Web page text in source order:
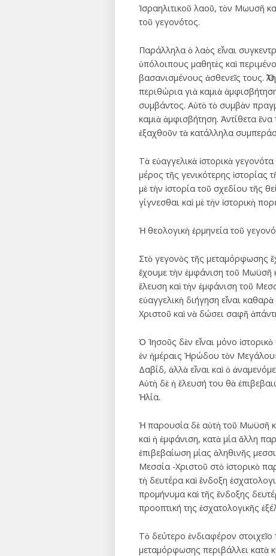
Ἰσραηλιτικοῦ λαοῦ, τὸν Μωυσῆ
τοῦ γεγονότος.
Παράλληλα ὁ λαὸς εἶναι
ὑπόλοιπους μαθητὲς καὶ
βασανισμένους ἀσθενεῖς τους.
περιθώρια γιὰ καμιὰ
συμβάντος. Αὐτὸ τὸ συμβὰν
καμιὰ ἀμφισβήτηση. Ἀντίθετα ἕνα
ἐξαχθοῦν τὰ κατάλληλα
Τὰ εὐαγγελικὰ ἱστορικὰ
μέρος τῆς γενικότερης ἱστορίας
μὲ τὴν ἱστορία τοῦ σχεδίου τῆς
γίγνεσθαι καὶ μὲ τὴν ἱστορικὴ
Ἡ θεολογικὴ ἑρμηνεία τοῦ
Στὸ γεγονὸς τῆς μεταμόρφωσης
ἔχουμε τὴν ἐμφάνιση τοῦ Μωϋσῆ
ἔλευση καὶ τὴν ἐμφάνιση τοῦ
εὐαγγελικὴ διήγηση εἶναι
Χριστοῦ καὶ νὰ δώσει σαφῆ
Ὁ Ἰησοῦς δὲν εἶναι μόνο
ἐν ἡμέραις Ἡρώδου τὸν
Δαβίδ, ἀλλὰ εἶναι καὶ ὁ
Αὐτὴ δὲ ἡ ἔλευσή του θὰ
Ἠλία.
Ἡ παρουσία δὲ αὐτὴ τοῦ Μωϋσῆ
καὶ ἡ ἐμφάνιση, κατὰ μία ἄλλη
ἐπιβεβαίωση μίας ἀληθινῆς
Μεσσία -Χριστοῦ στὸ ἱστορικὸ
τὴ δευτέρα καὶ ἔνδοξη
προμήνυμα καὶ τῆς ἔνδοξης
προοπτική της ἐσχατολογικῆς
Τὸ δεύτερο ἐνδιαφέρον
μεταμόρφωσης περιβάλλει κατὰ